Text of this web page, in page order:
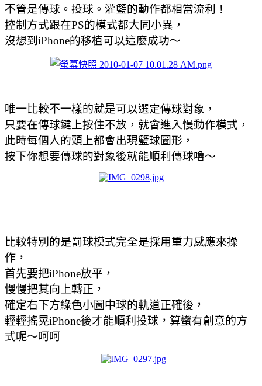
不管是傳球。投球。灌籃的動作都相當流利！
控制方式跟在PS的模式都大同小異，
沒想到iPhone的移植可以這麼成功～
唯一比較不一樣的就是可以選定傳球對象，
只要在傳球鍵上按住不放，就會進入慢動作模式，
此時每個人的頭上都會出現籃球圖形，
按下你想要傳球的對象後就能順利傳球嚕～
比較特別的是罰球模式完全是採用重力感應來操
作，
首先要把iPhone放平，
慢慢把其向上轉正，
確定右下方綠色小圖中球的軌道正確後，
輕輕搖晃iPhone後才能順利投球，算蠻有創意的方
式呢～呵呵